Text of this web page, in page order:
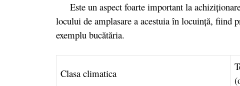
Este un aspect foarte important la
locului de amplasare a acestuia în locuinţă, fiind
exemplu bucătăria.
Clasa climatica